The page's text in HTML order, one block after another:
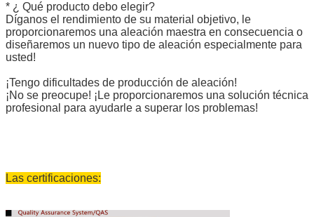
* ¿ Qué producto debo elegir?
Díganos el rendimiento de su material objetivo, le
proporcionaremos una aleación maestra en consecuencia o
diseñaremos un nuevo tipo de aleación especialmente para
usted!
¡Tengo dificultades de producción de aleación!
¡No se preocupe! ¡Le proporcionaremos una solución técnica
profesional para ayudarle a superar los problemas!
Las certificaciones: